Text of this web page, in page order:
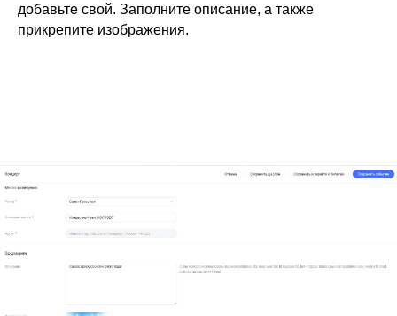
добавьте свой. Заполните описание, а также
прикрепите изображения.